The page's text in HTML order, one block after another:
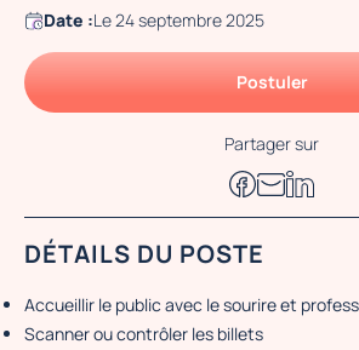
Date :Le 24 septembre 2025
Postuler
Partager sur
DÉTAILS DU POSTE
Accueillir le public avec le sourire et
Scanner ou contrôler les billets